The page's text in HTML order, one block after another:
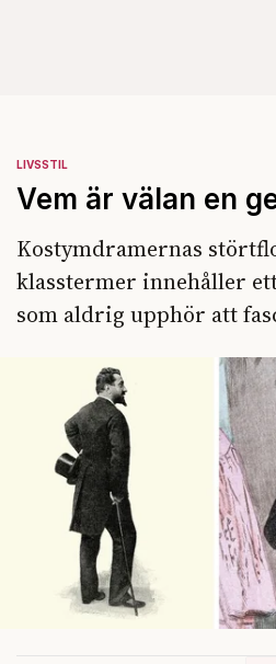
LIVSSTIL
Vem är välan en
Kostymdramernas
klasstermer innehåller
som aldrig upphör att